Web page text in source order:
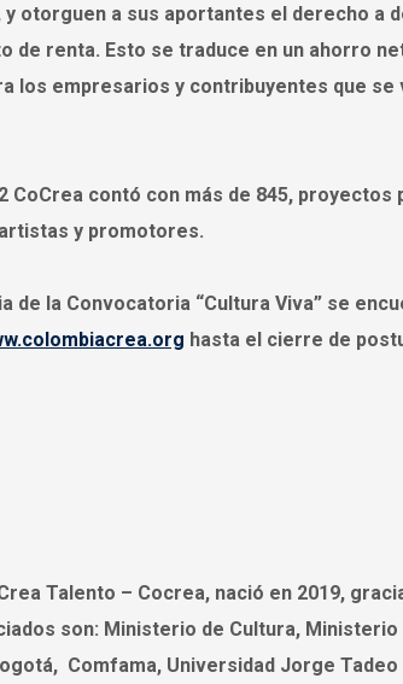
otorguen a sus aportantes el derecho a
de renta. Esto se traduce en un ahorro
los empresarios y contribuyentes que
CoCrea contó con más de 845,
y promotores.
de la Convocatoria “Cultura Viva” se
hasta el cierre de
Talento – Cocrea, nació en 2019,
son: Ministerio de Cultura,
Comfama, Universidad Jorge